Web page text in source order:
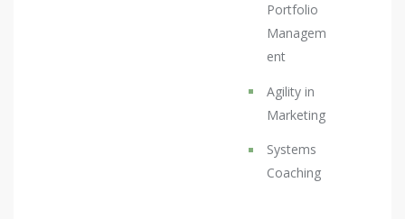
Portfolio
Managem
ent
Agility in
Marketing
Systems
Coaching